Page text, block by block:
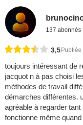
137 abonnés
3,5
toujours intéressant de
jacquot n à pas choisi
méthodes de travail
démarches différentes.
agréable à regarder
fonctionne même